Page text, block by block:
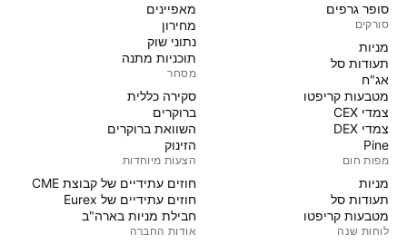
סופר גרפים
סורקים
מניות‏
תעודות סל
אג"ח
מטבעות קריפטו
צמדי CEX
צמדי DEX
Pine
מפות חום
מניות‏
תעודות סל
מטבעות קריפטו
לוחות שנה
מאפיינים
מחירון
נתוני שוק
תוכניות מתנה
מסחר
סקירה כללית
ברוקרים
השוואת ברוקרים
הזינוק
הצעות מיוחדות
חוזים עתידיים של קבוצת CME
חוזים עתידיים של Eurex
חבילת מניות בארה"ב
אודות החברה